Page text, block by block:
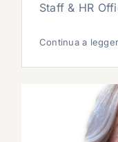
Staff & HR
Continua a